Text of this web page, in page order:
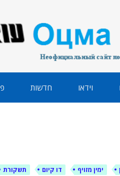
וידאו חדשות
ימין מזויף דו קיום תשקורת